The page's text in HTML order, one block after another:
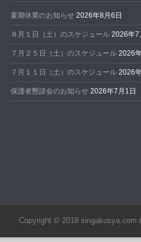
夏期休業のお知らせ 2026年8月6日
８月１日（土）のスケジュール 2026年7
７月２５日（土）のスケジュール 2026
７月１１日（土）のスケジュール 2026
保護者懇談会のお知らせ 2026年7月1日
Copyright © 2018 singakusya.com